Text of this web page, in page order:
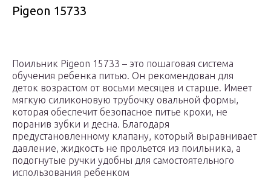
Pigeon 15733
Поильник Pigeon 15733 – это пошаговая система
обучения ребенка питью. Он рекомендован для
деток возрастом от восьми месяцев и старше. Имеет
мягкую силиконовую трубочку овальной формы,
которая обеспечит безопасное питье крохи, не
поранив зубки и десна. Благодаря
предустановленному клапану, который выравнивает
давление, жидкость не прольется из поильника, а
подогнутые ручки удобны для самостоятельного
использования ребенком